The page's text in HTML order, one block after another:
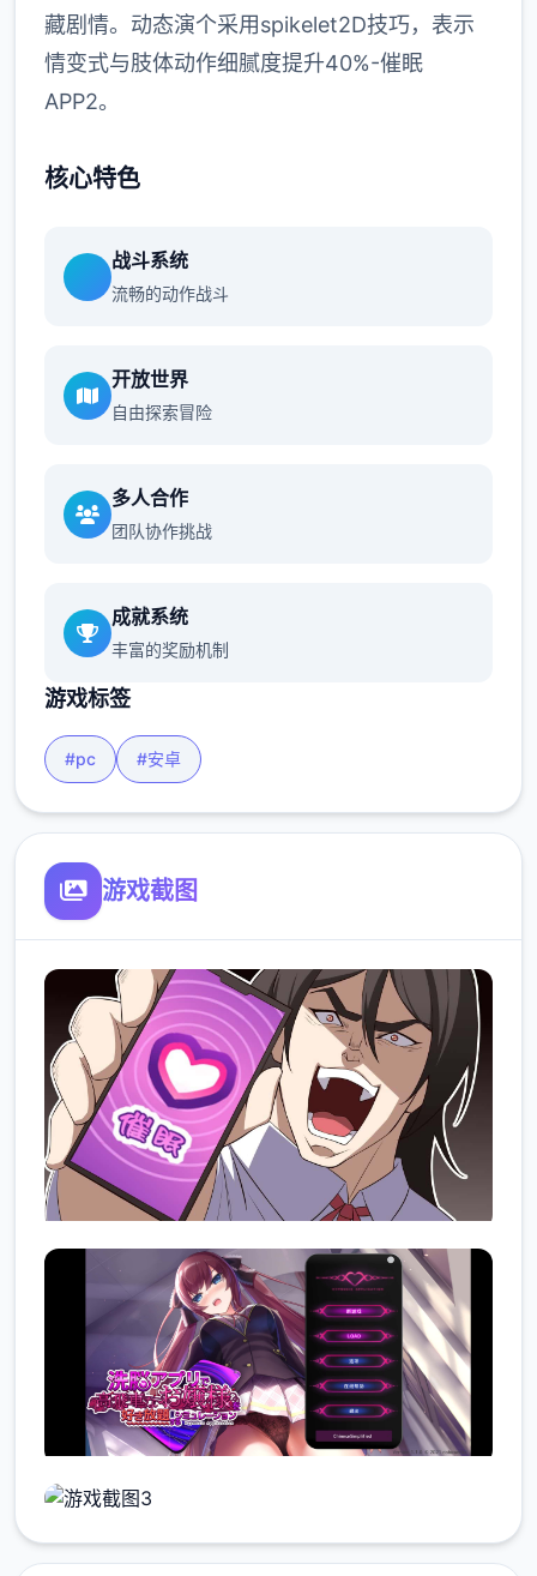
藏剧情。动态演个采用spikelet2D技巧，表示
情变式与肢体动作细腻度提升40%-催眠
APP2。
核心特色
战斗系统
流畅的动作战斗
开放世界
自由探索冒险
多人合作
团队协作挑战
成就系统
丰富的奖励机制
游戏标签
#pc #安卓
游戏截图